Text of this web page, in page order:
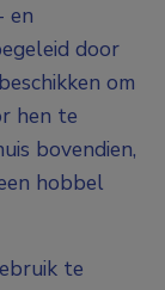
en
door
om
hen te
bovendien,
hobbel
te